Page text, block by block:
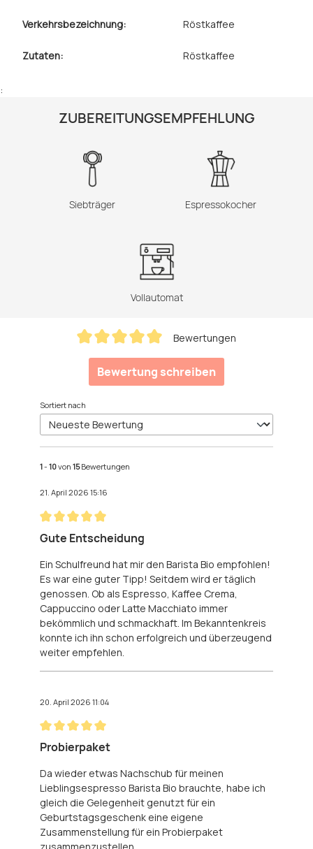
Verkehrsbezeichnung: Röstkaffee
Zutaten: Röstkaffee
:
ZUBEREITUNGSEMPFEHLUNG
Siebträger Espressokocher
Vollautomat
Bewertungen
Bewertung schreiben
Sortiert nach
1-10von15Bewertungen
21. April 2026 15:16
Bewertung mit 5 von 5 Sternen
Gute Entscheidung
Ein Schulfreund hat mir den Barista Bio empfohlen!
Es war eine guter Tipp! Seitdem wird er täglich
genossen. Ob als Espresso, Kaffee Crema,
Cappuccino oder Latte Macchiato immer
bekömmlich und schmackhaft. Im Bekanntenkreis
konnte ich ihn schon erfolgreich und überzeugend
weiter empfehlen.
20. April 2026 11:04
Bewertung mit 5 von 5 Sternen
Probierpaket
Da wieder etwas Nachschub für meinen
Lieblingsespresso Barista Bio brauchte, habe ich
gleich die Gelegenheit genutzt für ein
Geburtstagsgeschenk eine eigene
Zusammenstellung für ein Probierpaket